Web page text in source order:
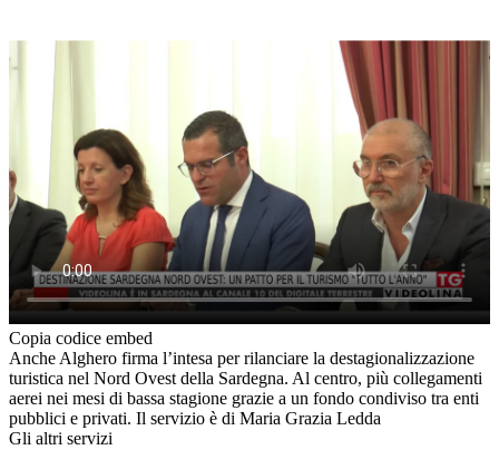
Copia codice embed
Anche Alghero firma l’intesa per rilanciare la destagionalizzazione
turistica nel Nord Ovest della Sardegna. Al centro, più collegamenti
aerei nei mesi di bassa stagione grazie a un fondo condiviso tra enti
pubblici e privati. Il servizio è di Maria Grazia Ledda
Gli altri servizi